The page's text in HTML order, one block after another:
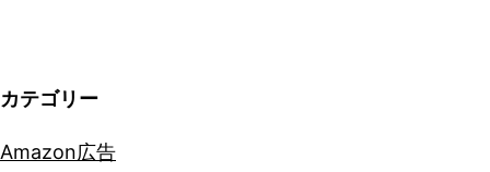
カテゴリー
Amazon広告